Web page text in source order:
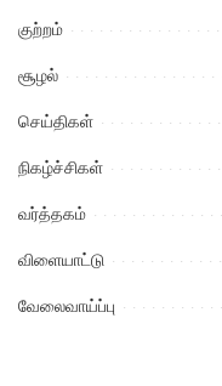
குற்றம்
சூழல்
செய்திகள்
நிகழ்ச்சிகள்
வர்த்தகம்
விளையாட்டு
வேலைவாய்ப்பு